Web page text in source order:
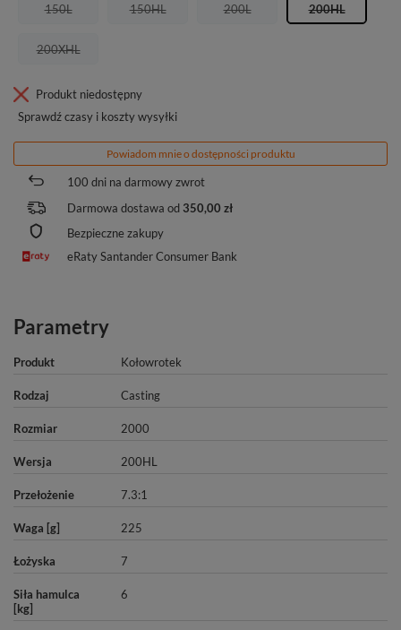
150L 150HL 200L 200HL
200XHL
Produkt niedostępny
Sprawdź czasy i koszty wysyłki
Powiadom mnie o dostępności produktu
100 dni na darmowy zwrot
Darmowa dostawa od 350,00 zł
Bezpieczne zakupy
eRaty Santander Consumer Bank
Parametry
Produkt Kołowrotek
Rodzaj Casting
Rozmiar 2000
Wersja 200HL
Przełożenie 7.3:1
Waga [g] 225
Łożyska 7
Siła hamulca
[kg]
6